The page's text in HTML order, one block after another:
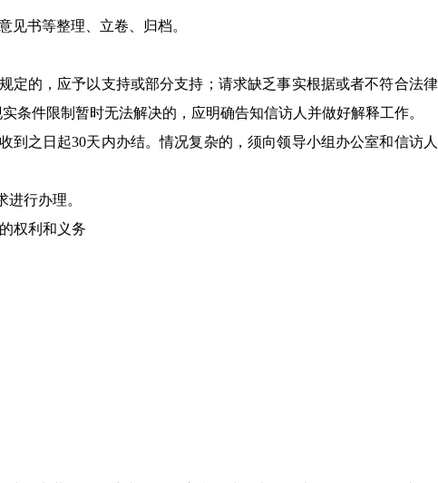
见书等整理、立卷、归档。
定的，应予以支持或部分支持；请求缺乏事实根据或者不符合法
条件限制暂时无法解决的，应明确告知信访人并做好解释工作。
到之日起30天内办结。情况复杂的，须向领导小组办公室和信访
行办理。
权利和义务